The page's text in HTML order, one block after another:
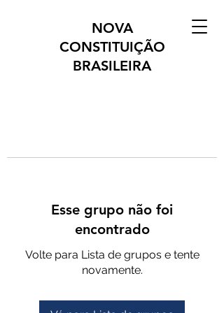
NOVA
CONSTITUIÇÃO
BRASILEIRA
Esse grupo não foi
encontrado
Volte para Lista de grupos e tente
novamente.